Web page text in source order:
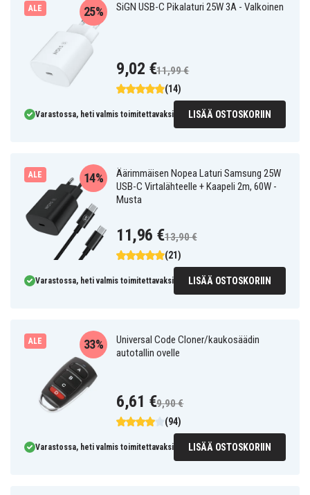
ALE SiGN USB-C Pikalaturi 25W 3A - Valkoinen
(14)
25%
9,02 €11,99 €
Varastossa, heti valmis toimitettavaksi LISÄÄ OSTOSKORIIN
ALE
Äärimmäisen Nopea Laturi Samsung 25W
USB-C Virtalähteelle + Kaapeli 2m, 60W -
Musta
(21)
14%
11,96 €13,90 €
Varastossa, heti valmis toimitettavaksi LISÄÄ OSTOSKORIIN
ALE
Universal Code Cloner/kaukosäädin
autotallin ovelle
(94)
33%
6,61 €9,90 €
Varastossa, heti valmis toimitettavaksi LISÄÄ OSTOSKORIIN